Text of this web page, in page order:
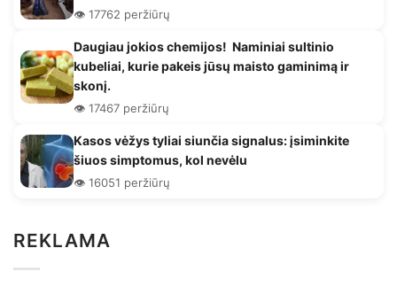
👁️ 17762 peržiūrų
Daugiau jokios chemijos! Naminiai sultinio
kubeliai, kurie pakeis jūsų maisto gaminimą ir
skonį.
👁️ 17467 peržiūrų
Kasos vėžys tyliai siunčia signalus: įsiminkite
šiuos simptomus, kol nevėlu
👁️ 16051 peržiūrų
REKLAMA